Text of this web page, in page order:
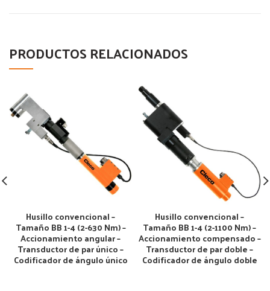
PRODUCTOS RELACIONADOS
Husillo convencional –
Tamaño BB 1-4 (2-630 Nm) –
Accionamiento angular –
Transductor de par único –
Codificador de ángulo único
Husillo convencional –
Tamaño BB 1-4 (2-1100 Nm) –
Accionamiento compensado –
Transductor de par doble –
Codificador de ángulo doble